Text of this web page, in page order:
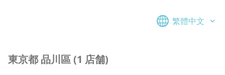
繁體中文
東京都 品川區 (1 店舗)